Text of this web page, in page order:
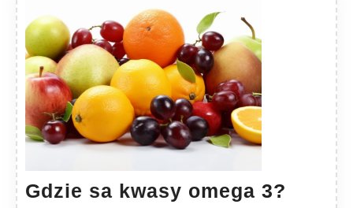
Gdzie sa kwasy omega 3? Gdzie